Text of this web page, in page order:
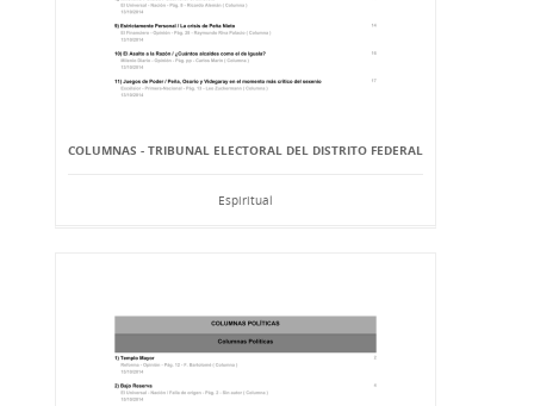
COLUMNAS - TRIBUNAL ELECTORAL DEL DISTRITO FEDERAL
Espiritual